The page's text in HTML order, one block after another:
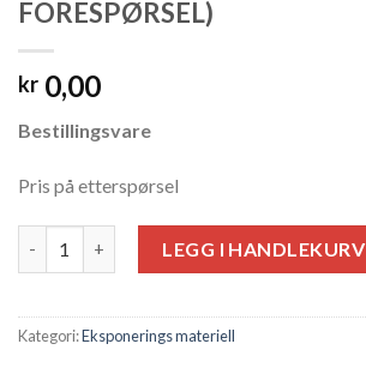
FORESPØRSEL)
kr 0,00
Bestillingsvare
Pris på etterspørsel
LEGG I HANDLEKURV
Kategori:Eksponerings materiell